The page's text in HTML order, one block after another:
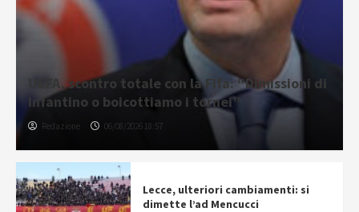
UEFA, scontro totale con la Fifa: “Dimissioni di
Infantino o boicottiamo i tornei”
Redazione 06/08/2026 18:57
Lecce, ulteriori cambiamenti: si
dimette l’ad Mencucci